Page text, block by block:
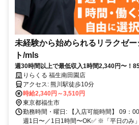
未経験から始められるリラクゼ
ト/mls
週30時間以上で最低収入1時間2,340円〜！
トレで一生モノの技術を習得✅好きな時間に
都福生市南田園】
りらくる 福生南田園店
アクセス: 熊川駅徒歩10分
時給2,340円～3,510円
東京都福生市
勤務時間・曜日: 【入店可能時間】 09：
週1日〜／1日1時間〜OK✅ ※「平日のみ